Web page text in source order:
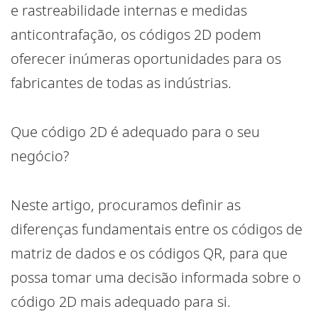
e rastreabilidade internas e medidas
anticontrafação, os códigos 2D podem
oferecer inúmeras oportunidades para os
fabricantes de todas as indústrias.
Que código 2D é adequado para o seu
negócio?
Neste artigo, procuramos definir as
diferenças fundamentais entre os códigos de
matriz de dados e os códigos QR, para que
possa tomar uma decisão informada sobre o
código 2D mais adequado para si.